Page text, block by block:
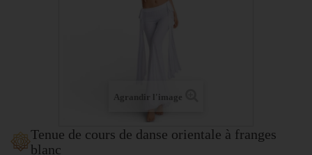
Agrandir l'image
Tenue de cours de danse orientale à franges
blanc